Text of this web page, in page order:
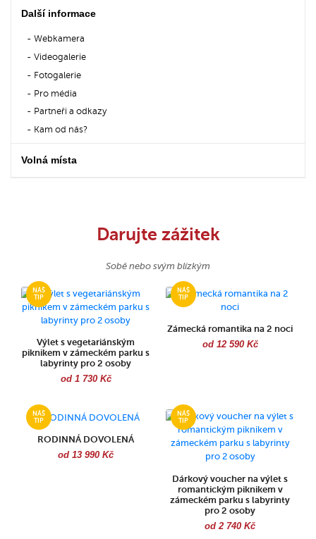
Další informace
Webkamera
Videogalerie
Fotogalerie
Pro média
Partneři a odkazy
Kam od nás?
Volná místa
Darujte zážitek
Sobě nebo svým blízkým
Výlet s vegetariánským
piknikem v zámeckém parku s
labyrinty pro 2 osoby
od 1 730 Kč
Zámecká romantika na 2 noci
od 12 590 Kč
RODINNÁ DOVOLENÁ
od 13 990 Kč
Dárkový voucher na výlet s
romantickým piknikem v
zámeckém parku s labyrinty
pro 2 osoby
od 2 740 Kč